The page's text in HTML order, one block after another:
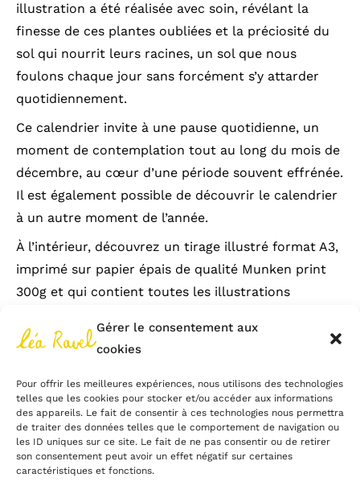
Gérer le consentement aux
cookies
Pour offrir les meilleures expériences, nous utilisons des technologies
telles que les cookies pour stocker et/ou accéder aux informations
des appareils. Le fait de consentir à ces technologies nous permettra
de traiter des données telles que le comportement de navigation ou
les ID uniques sur ce site. Le fait de ne pas consentir ou de retirer
son consentement peut avoir un effet négatif sur certaines
caractéristiques et fonctions.
illustration a été réalisée avec soin, révélant la
finesse de ces plantes oubliées et la préciosité du
sol qui nourrit leurs racines, un sol que nous
foulons chaque jour sans forcément s’y attarder
quotidiennement.
Ce calendrier invite à une pause quotidienne, un
moment de contemplation tout au long du mois de
décembre, au cœur d’une période souvent effrénée.
Il est également possible de découvrir le calendrier
à un autre moment de l’année.
À l’intérieur, découvrez un tirage illustré format A3,
imprimé sur papier épais de qualité Munken print
300g et qui contient toutes les illustrations
Préventes et livraison
bénéficier de la livraison gratuite sur Paris et
recevoir votre commande en main propre. Je viens
directement à votre rencontre !